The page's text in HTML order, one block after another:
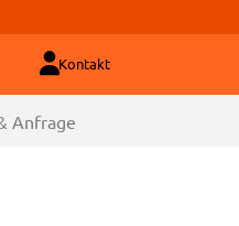
Kontakt
Anfrage